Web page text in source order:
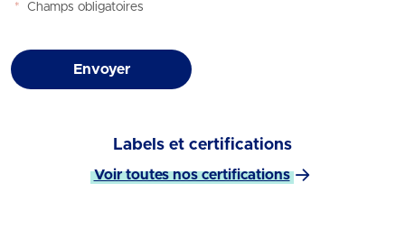
* Champs obligatoires
Envoyer
Labels et certifications
Voir toutes nos certifications